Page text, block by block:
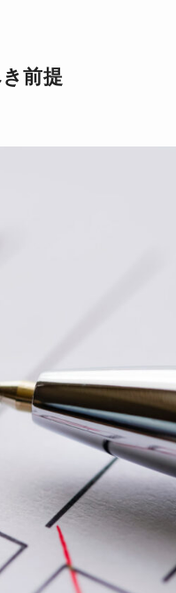
前提